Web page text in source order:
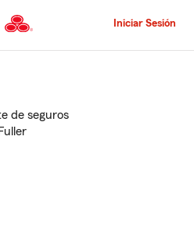
al
principal
Iniciar Sesión